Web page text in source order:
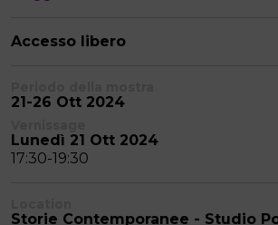
Accesso libero
21-26 Ott 2024
Lunedì 21 Ott 2024
17:30-19:30
Storie Contemporanee - Studio